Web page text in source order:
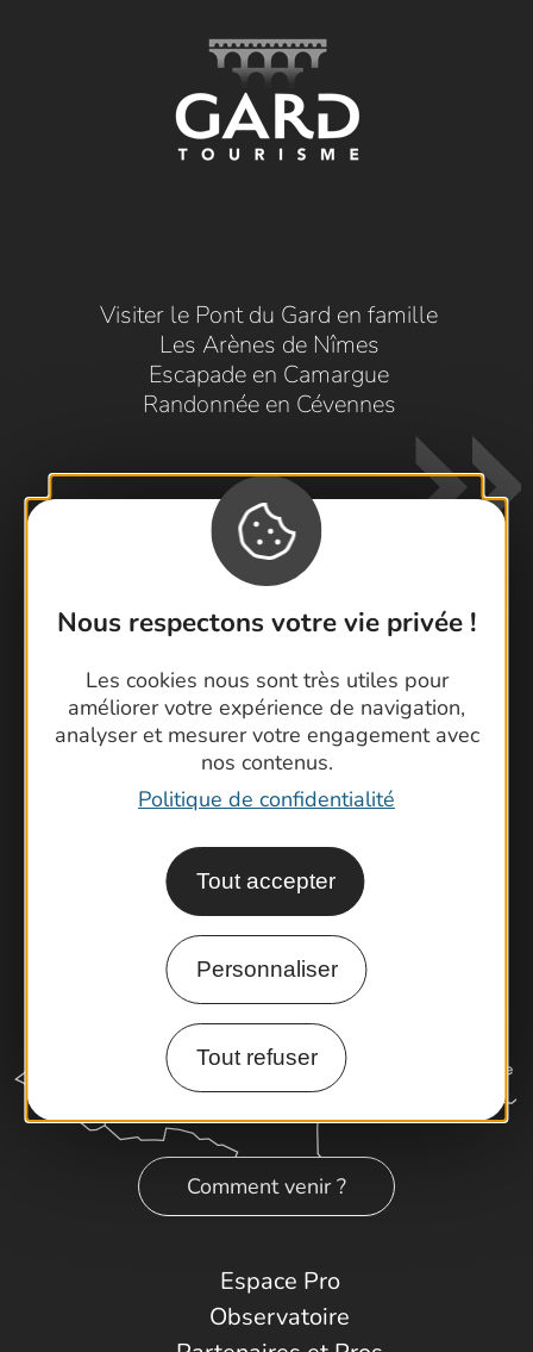
Nous respectons votre vie privée !
Les cookies nous sont très utiles pour
améliorer votre expérience de navigation,
analyser et mesurer votre engagement avec
nos contenus.
Politique de confidentialité
Tout accepter
Personnaliser
Tout refuser
Visiter le Pont du Gard en famille
Les Arènes de Nîmes
Escapade en Camargue
Randonnée en Cévennes
Foire aux questions
Brochures
Cartoguides et Topoguides
Latitude Gard
Comment venir ?
Espace Pro
Observatoire